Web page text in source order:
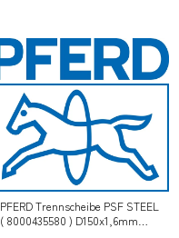
PFERD Trennscheibe PSF STEEL
( 8000435580 ) D150x1,6mm